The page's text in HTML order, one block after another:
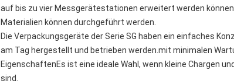
auf bis zu vier Messgerätestationen erweitert werden
Materialien können durchgeführt werden.
Die Verpackungsgeräte der Serie SG haben ein einfaches
am Tag hergestellt und betrieben werden.mit minimalen
EigenschaftenEs ist eine ideale Wahl, wenn kleine Chargen
sind.